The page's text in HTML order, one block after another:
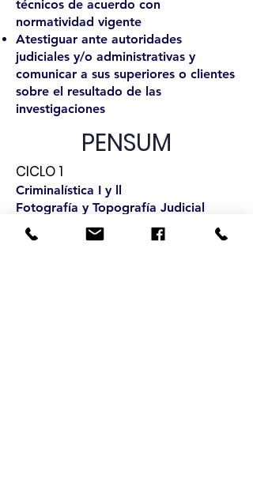
técnicos de acuerdo con
normatividad vigente
Atestiguar ante autoridades
judiciales y/o administrativas y
comunicar a sus superiores o clientes
sobre el resultado de las
investigaciones
PENSUM
CICLO 1
Criminalística I y ll
Fotografía y Topografía Judicial
Introducción al Derecho
Derecho Penal General